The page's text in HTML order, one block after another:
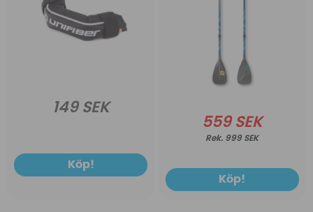
149 SEK
Köp!
559 SEK
999 SEK
Köp!